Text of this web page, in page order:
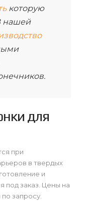
которую
нашей
для
при
в твердых
и
под заказ. Цены на
запросу.